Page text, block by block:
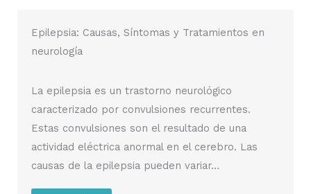
Epilepsia: Causas, Síntomas y Tratamientos en
neurología
La epilepsia es un trastorno neurológico
caracterizado por convulsiones recurrentes.
Estas convulsiones son el resultado de una
actividad eléctrica anormal en el cerebro. Las
causas de la epilepsia pueden variar…